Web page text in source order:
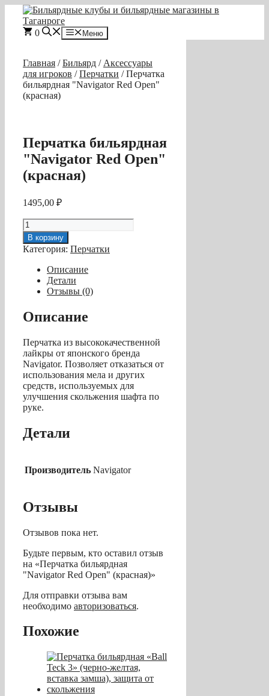
Перейти
содержимому
0 Меню
Главная /Бильярд / Аксессуары
для игроков /Перчатки / Перчатка
бильярдная "Navigator Red Open"
(красная)
Перчатка бильярдная
"Navigator Red Open"
(красная)
1495,00 ₽
Количество
товара
Перчатка
бильярдная
"Navigator
Red
Open"
(красная)
В корзину
Категория: Перчатки
Описание
Детали
Отзывы (0)
Описание
Перчатка из высококачественной
лайкры от японского бренда
Navigator. Позволяет отказаться от
использования мела и других
средств, используемых для
улучшения скольжения шафта по
руке.
Детали
Производитель Navigator
Отзывы
Отзывов пока нет.
Будьте первым, кто оставил отзыв
на «Перчатка бильярдная
"Navigator Red Open" (красная)»
Для отправки отзыва вам
необходимо авторизоваться.
Похожие